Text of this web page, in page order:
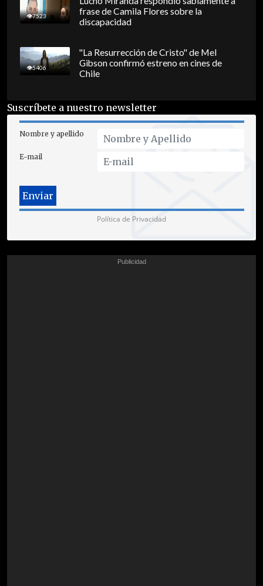
7523
frase de Camila Flores sobre la
discapacidad
5406
"La Resurrección de Cristo" de Mel
Gibson confirmó estreno en cines de
Chile
Suscríbete a nuestro newsletter
Nombre y apellido
E-mail
Política de Privacidad